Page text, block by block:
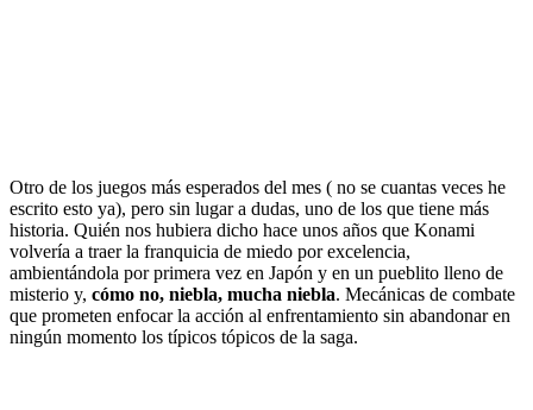
Otro de los juegos más esperados del mes ( no se cuantas veces he
escrito esto ya), pero sin lugar a dudas, uno de los que tiene más
historia. Quién nos hubiera dicho hace unos años que Konami
volvería a traer la franquicia de miedo por excelencia,
ambientándola por primera vez en Japón y en un pueblito lleno de
misterio y, cómo no, niebla, mucha niebla. Mecánicas de combate
que prometen enfocar la acción al enfrentamiento sin abandonar en
ningún momento los típicos tópicos de la saga.